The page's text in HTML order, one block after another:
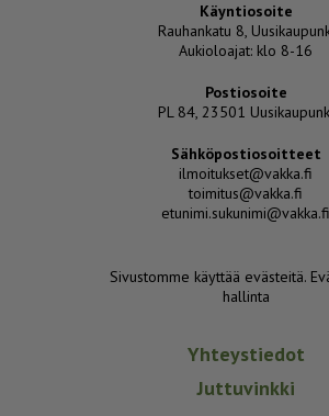
Käyntiosoite
Rauhankatu 8,
Aukioloajat: klo 8-16
Postiosoite
PL 84, 23501
Sähköpostiosoitteet
ilmoitukset@vakka.fi
toimitus@vakka.fi
etunimi.sukunimi@vakka.fi
Sivustomme käyttää evästeitä.
hallinta
Yhteystiedot
Juttuvinkki